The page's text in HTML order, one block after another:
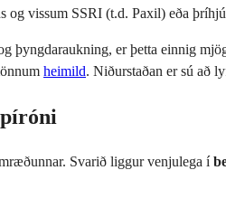
vissum SSRI (t.d. Paxil) eða
þyngdaraukning, er þetta einnig
heimild. Niðurstaðan er sú að
Svarið liggur venjulega í